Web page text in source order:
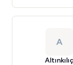
A
Altınkılıç